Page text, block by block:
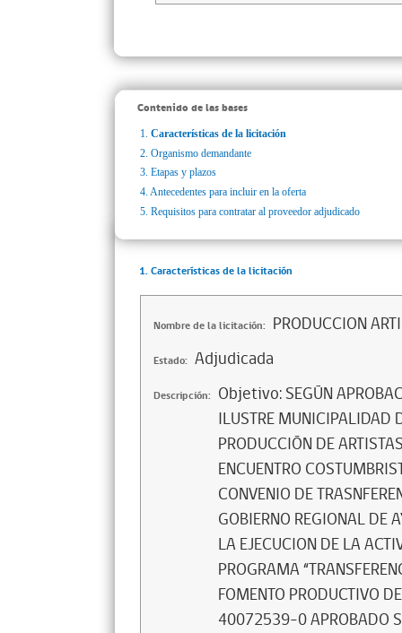
Contenido de las bases
1. Características de la licitación
2. Organismo demandante
3. Etapas y plazos
4. Antecedentes para incluir en la oferta
5. Requisitos para contratar al proveedor adjudicado
1. Características de la licitación
Nombre de la licitación: PRODUCCION
Estado: Adjudicada
Descripción: Objetivo: SEGÚN
ILUSTRE MUNICIPALIDAD
PRODUCCIÓN DE
ENCUENTRO
CONVENIO DE
GOBIERNO REGIONAL DE
LA EJECUCION DE LA
PROGRAMA
FOMENTO PRODUCTIVO
40072539-0 APROBADO